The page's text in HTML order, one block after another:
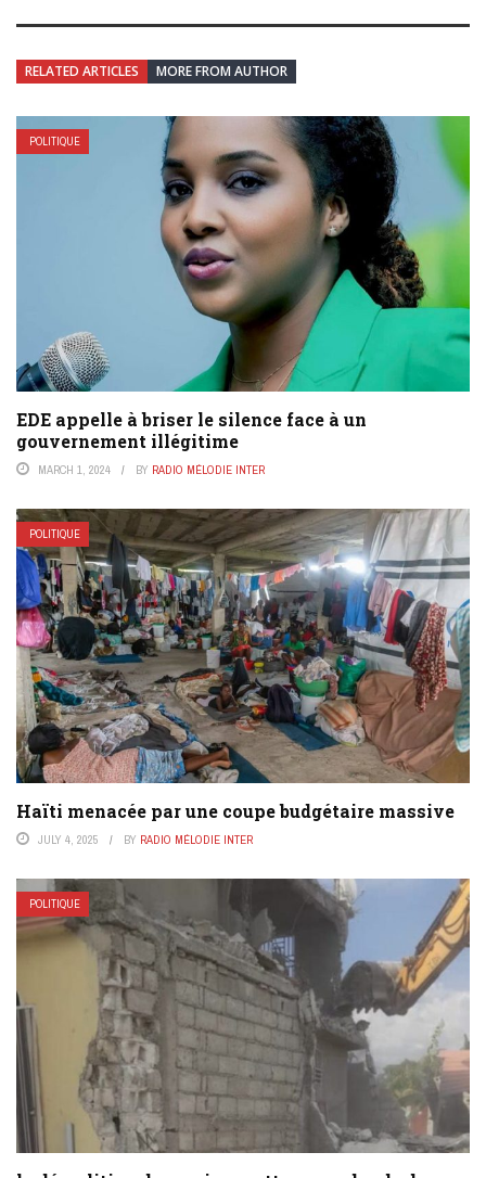
RELATED ARTICLES MORE FROM AUTHOR
POLITIQUE
EDE appelle à briser le silence face à un
gouvernement illégitime
MARCH 1, 2024 BY RADIO MÉLODIE INTER
POLITIQUE
Haïti menacée par une coupe budgétaire massive
JULY 4, 2025 BY RADIO MÉLODIE INTER
POLITIQUE